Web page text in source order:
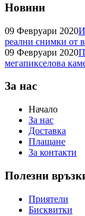
Новини
09 Февруари 2020
реални снимки от
09 Февруари 2020
мегапикселова
За нас
Начало
За нас
Доставка
Плащане
За контакти
Полезни
Приятели
Бисквитки